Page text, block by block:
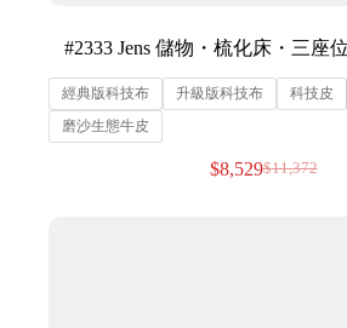
#2333 Jens 儲物・梳化床・三座
經典版科技布 升級版科技布 科技皮
磨沙生態牛皮
$11,372
$8,529